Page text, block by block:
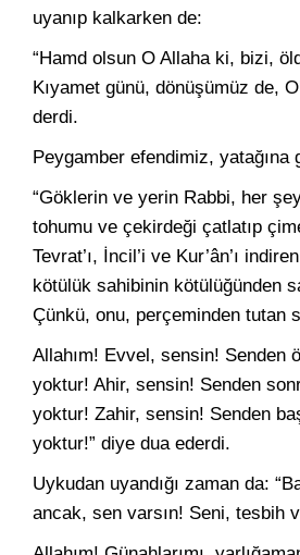
uyanıp kalkarken de:
“Hamd olsun O Allaha ki, bizi,
Kıyamet günü, dönüşümüz de,
derdi.
Peygamber efendimiz, yatağına
“Göklerin ve yerin Rabbi, her
tohumu ve çekirdeği çatlatıp
Tevrat’ı, İncil’i ve Kur’ân’ı
kötülük sahibinin kötülüğünden
Çünkü, onu, perçeminden tutan
Allahım! Evvel, sensin! Senden
yoktur! Ahir, sensin! Senden
yoktur! Zahir, sensin! Senden
yoktur!” diye dua ederdi.
Uykudan uyandığı zaman da:
ancak, sen varsın! Seni, tesbih